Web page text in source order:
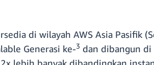
di wilayah AWS Asia Pasifik
Generasi ke-3 dan dibangun di